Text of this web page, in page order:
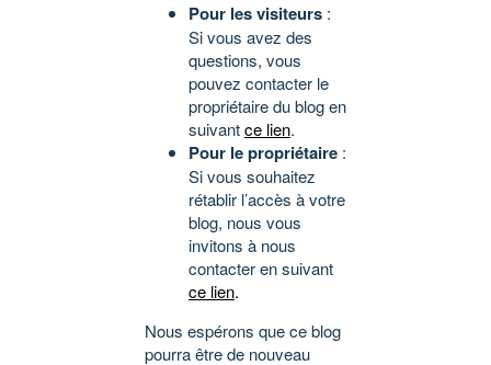
Pour les visiteurs :
Si vous avez des
questions, vous
pouvez contacter le
propriétaire du blog en
suivantce lien.
Pour le propriétaire :
Si vous souhaitez
rétablir l’accès à votre
blog, nous vous
invitons à nous
contacter en suivant
ce lien.
Nous espérons que ce blog
pourra être de nouveau